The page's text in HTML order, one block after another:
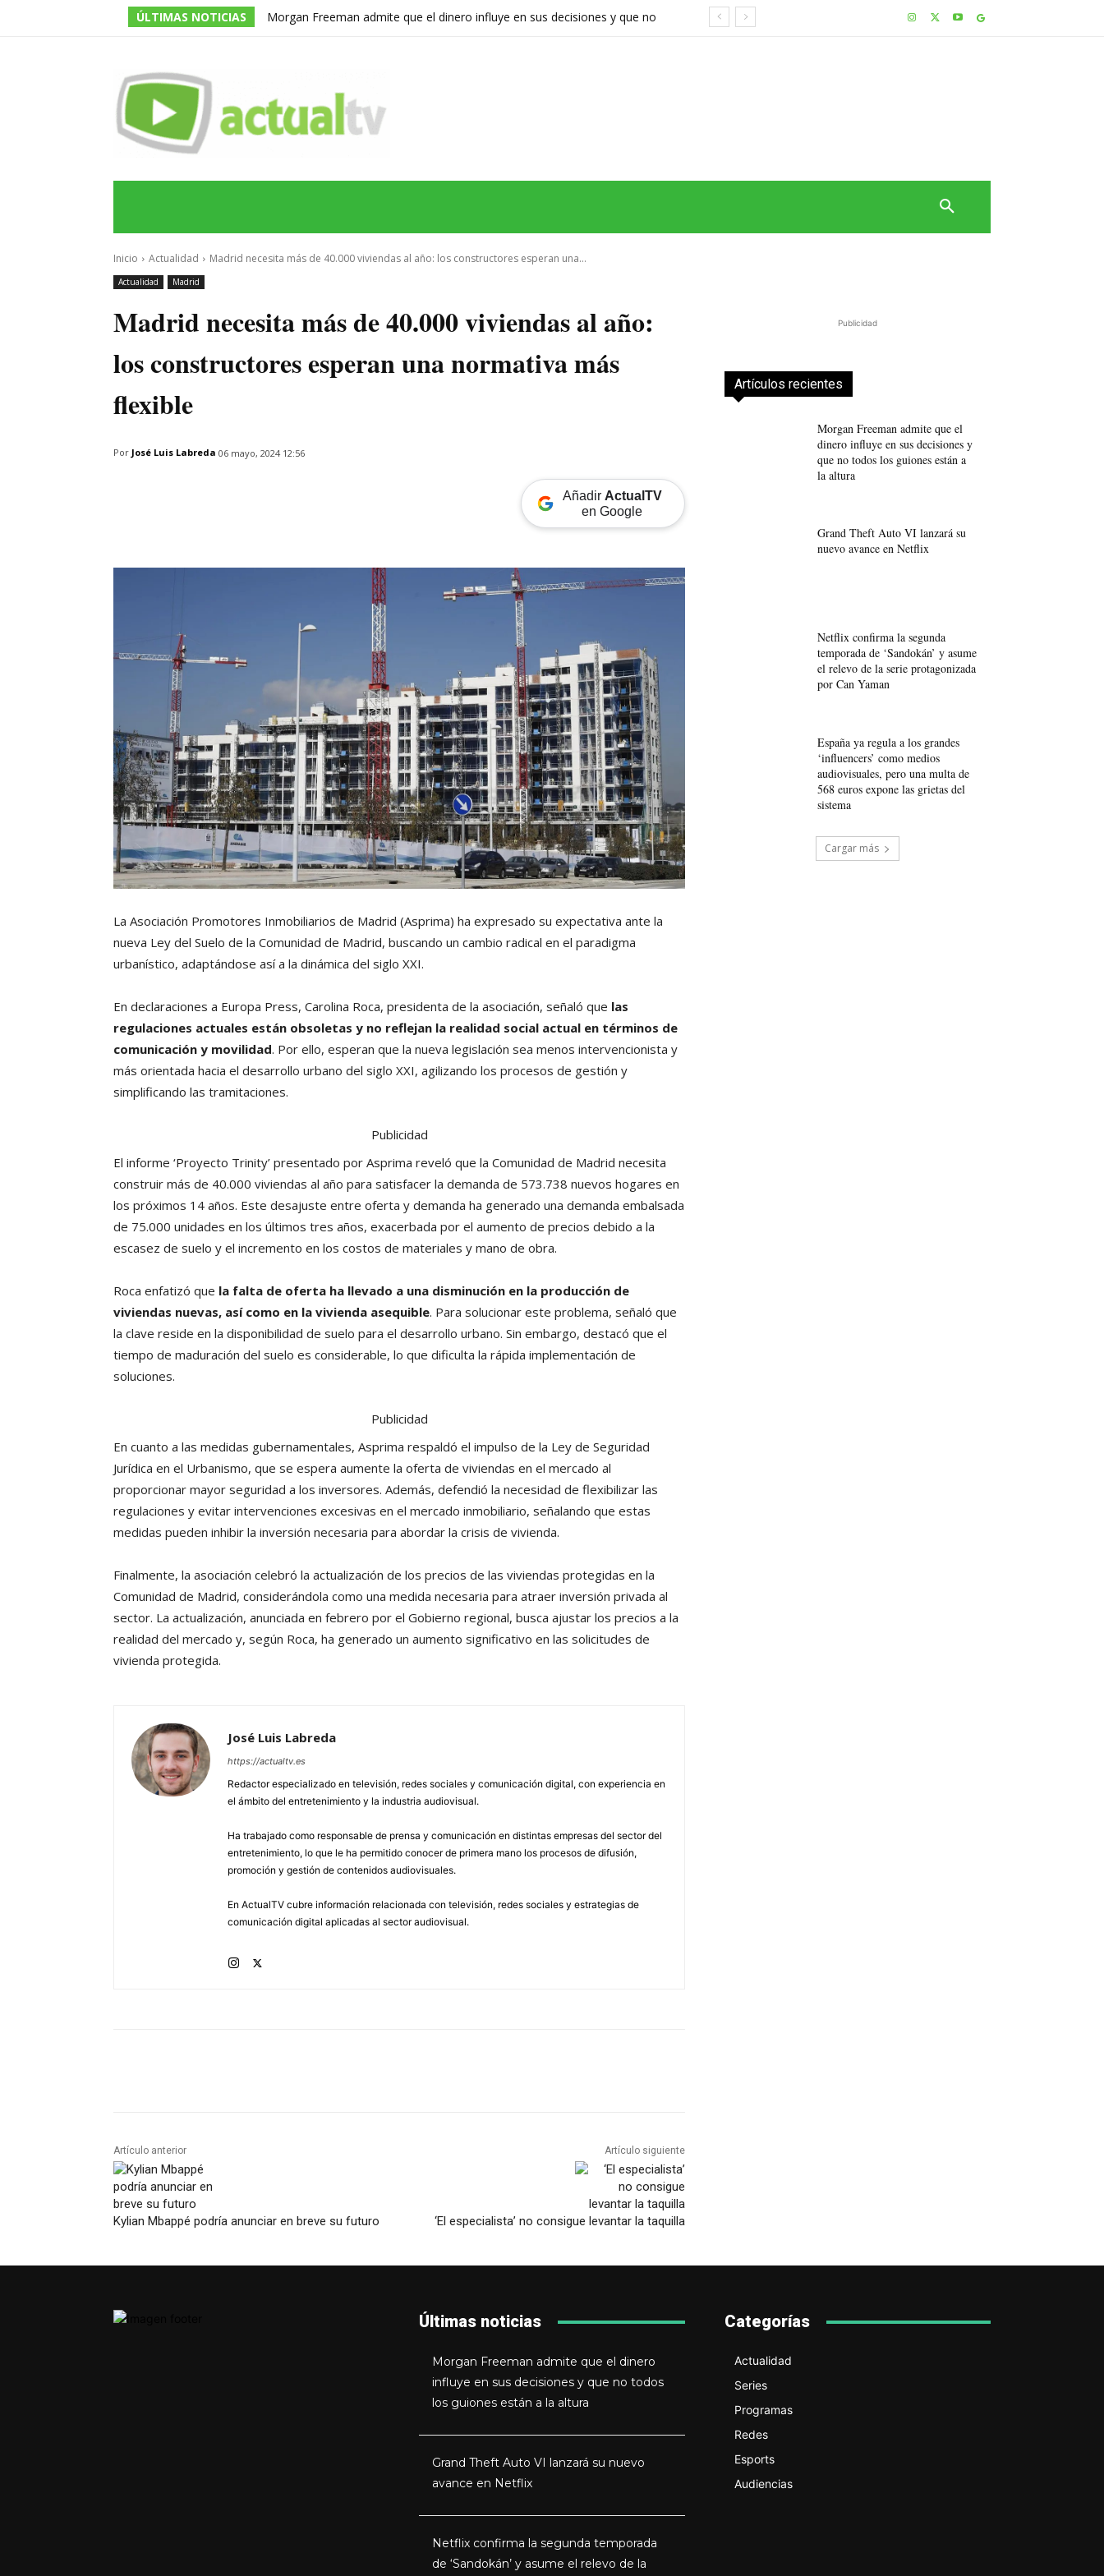
ÚLTIMAS NOTICIAS
Morgan Freeman admite que el dinero influye en sus decisiones y que no
Inicio Actualidad Madrid necesita más de 40.000 viviendas al año: los constructores esperan una...
Actualidad Madrid
Madrid necesita más de 40.000 viviendas al año:
los constructores esperan una normativa más
flexible
Por José Luis Labreda 06 mayo, 2024 12:56
Añadir ActualTV
en Google
La Asociación Promotores Inmobiliarios de Madrid (Asprima) ha expresado su expectativa ante la
nueva Ley del Suelo de la Comunidad de Madrid, buscando un cambio radical en el paradigma
urbanístico, adaptándose así a la dinámica del siglo XXI.
En declaraciones a Europa Press, Carolina Roca, presidenta de la asociación, señaló que las
regulaciones actuales están obsoletas y no reflejan la realidad social actual en términos de
comunicación y movilidad. Por ello, esperan que la nueva legislación sea menos intervencionista y
más orientada hacia el desarrollo urbano del siglo XXI, agilizando los procesos de gestión y
simplificando las tramitaciones.
Publicidad
El informe ‘Proyecto Trinity’ presentado por Asprima reveló que la Comunidad de Madrid necesita
construir más de 40.000 viviendas al año para satisfacer la demanda de 573.738 nuevos hogares en
los próximos 14 años. Este desajuste entre oferta y demanda ha generado una demanda embalsada
de 75.000 unidades en los últimos tres años, exacerbada por el aumento de precios debido a la
escasez de suelo y el incremento en los costos de materiales y mano de obra.
Roca enfatizó que la falta de oferta ha llevado a una disminución en la producción de
viviendas nuevas, así como en la vivienda asequible. Para solucionar este problema, señaló que
la clave reside en la disponibilidad de suelo para el desarrollo urbano. Sin embargo, destacó que el
tiempo de maduración del suelo es considerable, lo que dificulta la rápida implementación de
soluciones.
Publicidad
En cuanto a las medidas gubernamentales, Asprima respaldó el impulso de la Ley de Seguridad
Jurídica en el Urbanismo, que se espera aumente la oferta de viviendas en el mercado al
proporcionar mayor seguridad a los inversores. Además, defendió la necesidad de flexibilizar las
regulaciones y evitar intervenciones excesivas en el mercado inmobiliario, señalando que estas
medidas pueden inhibir la inversión necesaria para abordar la crisis de vivienda.
Finalmente, la asociación celebró la actualización de los precios de las viviendas protegidas en la
Comunidad de Madrid, considerándola como una medida necesaria para atraer inversión privada al
sector. La actualización, anunciada en febrero por el Gobierno regional, busca ajustar los precios a la
realidad del mercado y, según Roca, ha generado un aumento significativo en las solicitudes de
vivienda protegida.
José Luis Labreda
https://actualtv.es
Redactor especializado en televisión, redes sociales y comunicación digital, con experiencia en
el ámbito del entretenimiento y la industria audiovisual.
Ha trabajado como responsable de prensa y comunicación en distintas empresas del sector del
entretenimiento, lo que le ha permitido conocer de primera mano los procesos de difusión,
promoción y gestión de contenidos audiovisuales.
En ActualTV cubre información relacionada con televisión, redes sociales y estrategias de
comunicación digital aplicadas al sector audiovisual.
Artículo anterior
Kylian Mbappé podría anunciar en breve su futuro
Artículo siguiente
‘El especialista’ no consigue levantar la taquilla
Publicidad
Artículos recientes
Morgan Freeman admite que el
dinero influye en sus decisiones y
que no todos los guiones están a
la altura
Grand Theft Auto VI lanzará su
nuevo avance en Netflix
Netflix confirma la segunda
temporada de ‘Sandokán’ y asume
el relevo de la serie protagonizada
por Can Yaman
España ya regula a los grandes
‘influencers’ como medios
audiovisuales, pero una multa de
568 euros expone las grietas del
sistema
Cargar más
Últimas noticias
Morgan Freeman admite que el dinero
influye en sus decisiones y que no todos
los guiones están a la altura
Grand Theft Auto VI lanzará su nuevo
avance en Netflix
Netflix confirma la segunda temporada
de ‘Sandokán’ y asume el relevo de la
Categorías
Actualidad
Series
Programas
Redes
Esports
Audiencias